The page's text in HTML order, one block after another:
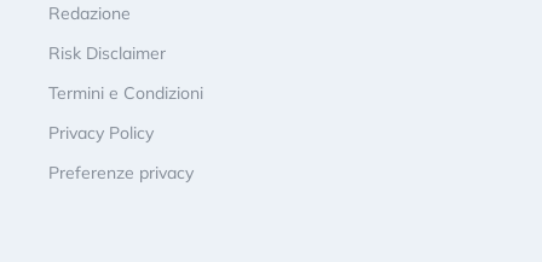
Redazione
Risk Disclaimer
Termini e Condizioni
Privacy Policy
Preferenze privacy